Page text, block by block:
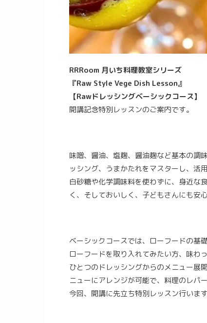
RRRoom 月いち料理教室シリーズ
『Raw Style Vege Dish Lesson』
【Rawドレッシングベーシックコース】
開講記念特別レッスンのご案内です。
味噌、醤油、塩麹、醤油麹など基本の調
ッシング、うまかたれをマスターし、活
白砂糖や化学調味料を使わずに、身近な
く、そしておいしく、子どもさんにも安
ベーシックコースでは、ローフードの基
ローフードを取り入れてみたい方、味わ
ひとつのドレッシングからのメニュー展
ニューにアレンジが可能で、料理のレパ
今回、開講に先立ち特別レッスン行います